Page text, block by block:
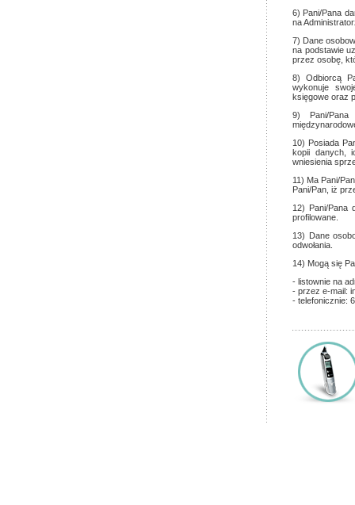
6) Pani/Pana
na
7) Dane
na podstawie
przez osobę,
8) Odbiorcą
wykonuje
księgowe oraz
9) Pani/Pana
10) Posiada
kopii danych,
wniesienia
11) Ma Pani/
Pani/Pan, iż
12) Pani/Pana
profilowane.
13) Dane
odwołania.
14) Mogą się
- listownie na
- przez e-mail:
- telefonicznie: